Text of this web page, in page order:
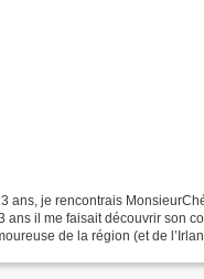
ans, je rencontrais
ans il me faisait découvrir son
de la région (et de